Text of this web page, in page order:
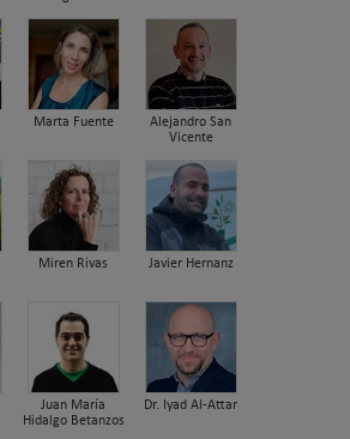
Marta Fuente
Alejandro San
Vicente
Miren Rivas Javier Hernanz
Juan María
Hidalgo Betanzos
Dr. Iyad Al-Attar